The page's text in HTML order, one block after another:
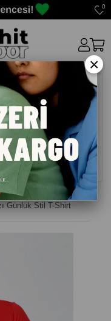
0
Günlük Stil T-Shirt
×